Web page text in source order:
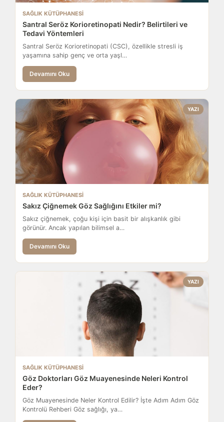
SAĞLIK KÜTÜPHANESI
Santral Seröz Korioretinopati Nedir? Belirtileri ve
Tedavi Yöntemleri
Santral Seröz Korioretinopati (CSC), özellikle stresli iş
yaşamına sahip genç ve orta yaşl…
Devamını Oku
YAZI
SAĞLIK KÜTÜPHANESI
Sakız Çiğnemek Göz Sağlığını Etkiler mi?
Sakız çiğnemek, çoğu kişi için basit bir alışkanlık gibi
görünür. Ancak yapılan bilimsel a…
Devamını Oku
YAZI
SAĞLIK KÜTÜPHANESI
Göz Doktorları Göz Muayenesinde Neleri Kontrol
Eder?
Göz Muayenesinde Neler Kontrol Edilir? İşte Adım Adım Göz
Kontrolü Rehberi Göz sağlığı, ya…